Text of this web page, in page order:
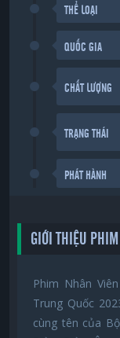
THỂ LOẠI
QUỐC GIA
CHẤT LƯỢNG
TRẠNG THÁI
PHÁT HÀNH
GIỚI THIỆU PHIM
Phim Nhân
Trung Quốc
cùng tên của